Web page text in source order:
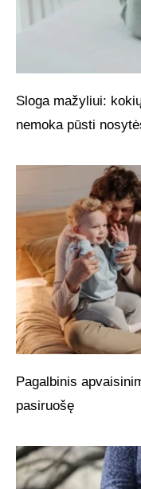
Sloga mažyliui:
nemoka pūsti
Pagalbinis
pasiruošę